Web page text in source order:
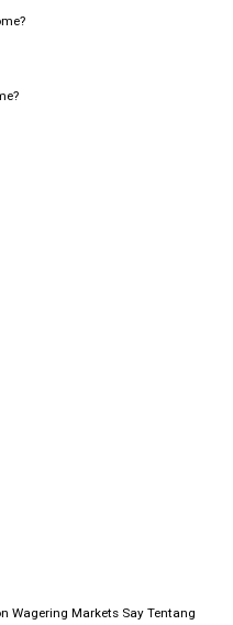
Wagering Markets Say Tentang